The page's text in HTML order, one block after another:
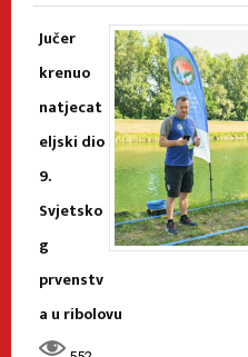
Jučer
krenuo
natjecat
eljski dio
9.
Svjetsko
g
prvenstv
a u ribolovu